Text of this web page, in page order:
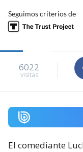
Seguimos criterios de
6022
visitas
El comediante